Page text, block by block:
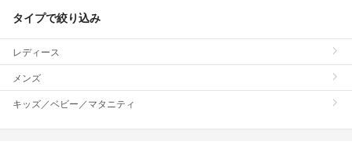
タイプで絞り込み
レディース
メンズ
キッズ／ベビー／マタニティ